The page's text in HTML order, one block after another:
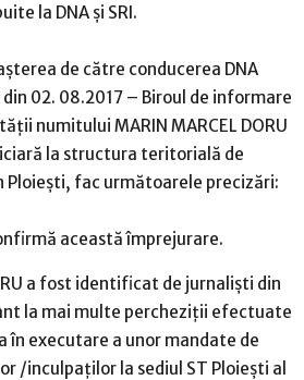
la DNA şi SRI.
de către conducerea DNA
02. 08.2017 – Biroul de informare
numitului MARIN MARCEL DORU
la structura teritorială de
Ploieşti, fac următoarele precizări:
această împrejurare.
a fost identificat de jurnalişti din
la mai multe percheziţii efectuate
în executare a unor mandate de
/inculpaţilor la sediul ST Ploieşti al